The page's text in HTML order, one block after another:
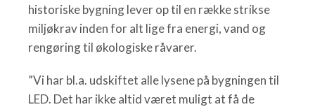
historiske bygning lever op til en række strikse
miljøkrav inden for alt lige fra energi, vand og
rengøring til økologiske råvarer.
”Vi har bl.a. udskiftet alle lysene på bygningen til
LED. Det har ikke altid været muligt at få de